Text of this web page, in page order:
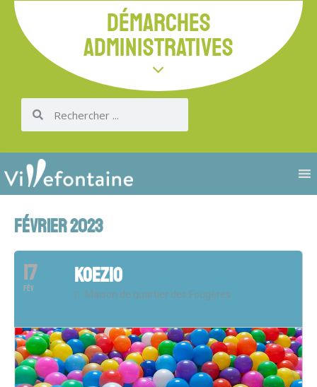
DÉMARCHES
ADMINISTRATIVES
FÉVRIER 2023
17
FÉV
KOEZIO
Maison de quartier des Fougères